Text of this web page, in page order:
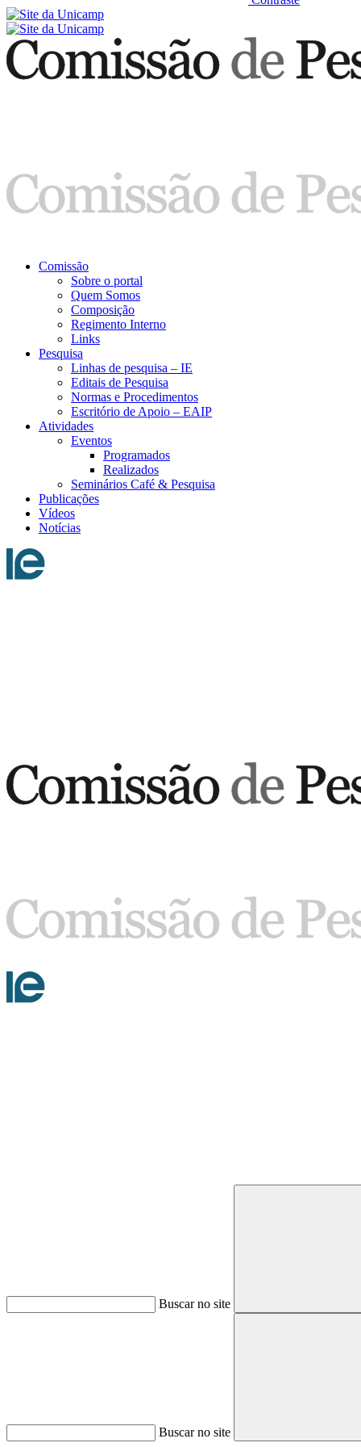
Comissão
Sobre o portal
Quem Somos
Composição
Regimento Interno
Links
Pesquisa
Linhas de pesquisa – IE
Editais de Pesquisa
Normas e Procedimentos
Escritório de Apoio – EAIP
Atividades
Eventos
Programados
Realizados
Seminários Café & Pesquisa
Publicações
Vídeos
Notícias
Buscar no site
Buscar no site